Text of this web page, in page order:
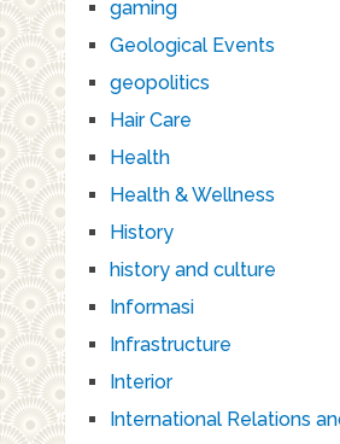
gaming
Geological Events
geopolitics
Hair Care
Health
Health & Wellness
History
history and culture
Informasi
Infrastructure
Interior
International Relations